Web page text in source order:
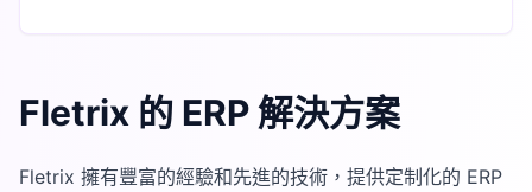
Fletrix 的 ERP 解決方案
Fletrix 擁有豐富的經驗和先進的技術，提供定制化的 ERP